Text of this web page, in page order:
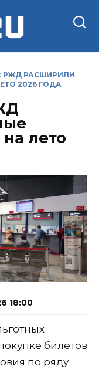
РЖД РАСШИРИЛИ
2026 ГОДА
лето
18:00
билетов
по ряду